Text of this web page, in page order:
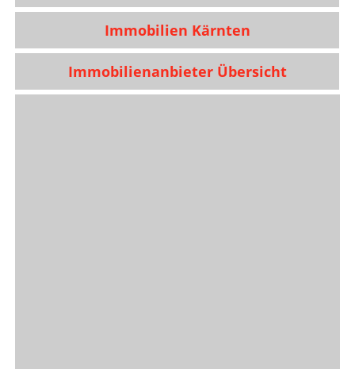
Immobilien Kärnten
Immobilienanbieter Übersicht